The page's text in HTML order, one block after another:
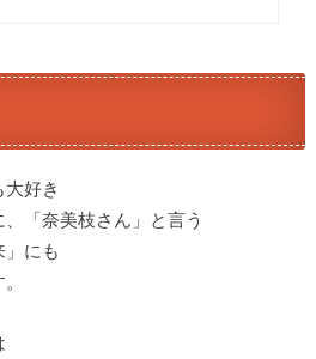
好き
「奈美枝さん」と言う
にも